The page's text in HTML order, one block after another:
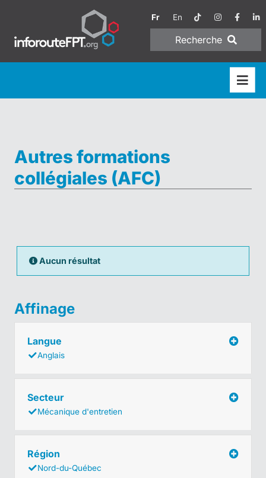
Fr En
Recherche
Autres formations
collégiales (AFC)
Aucun résultat
Affinage
Langue
Anglais
Secteur
Mécanique d'entretien
Région
Nord-du-Québec